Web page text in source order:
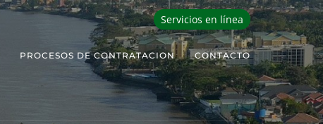
Servicios en línea
PROCESOS DE CONTRATACION CONTACTO